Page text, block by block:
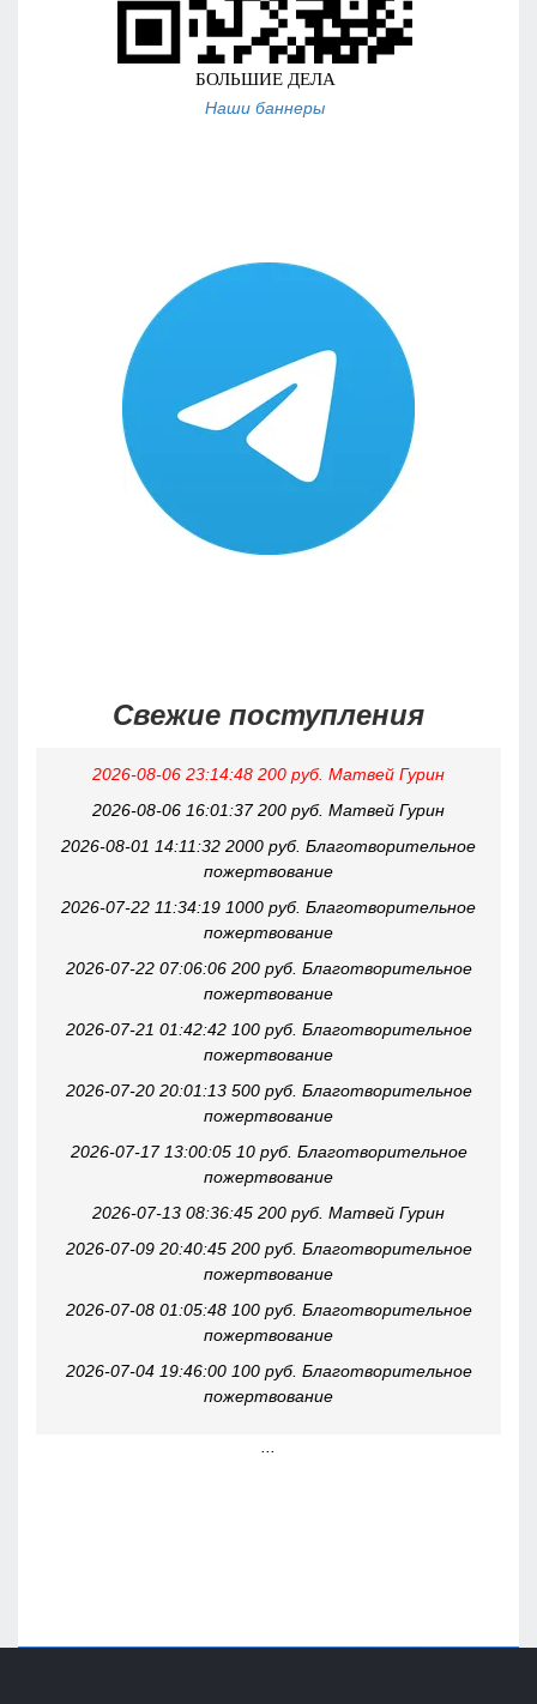
Наши баннеры
Свежие поступления
2026-08-06 23:14:48 200 руб. Матвей Гурин
2026-08-06 16:01:37 200 руб. Матвей Гурин
2026-08-01 14:11:32 2000 руб. Благотворительное
пожертвование
2026-07-22 11:34:19 1000 руб. Благотворительное
пожертвование
2026-07-22 07:06:06 200 руб. Благотворительное
пожертвование
2026-07-21 01:42:42 100 руб. Благотворительное
пожертвование
2026-07-20 20:01:13 500 руб. Благотворительное
пожертвование
2026-07-17 13:00:05 10 руб. Благотворительное
пожертвование
2026-07-13 08:36:45 200 руб. Матвей Гурин
2026-07-09 20:40:45 200 руб. Благотворительное
пожертвование
2026-07-08 01:05:48 100 руб. Благотворительное
пожертвование
2026-07-04 19:46:00 100 руб. Благотворительное
пожертвование